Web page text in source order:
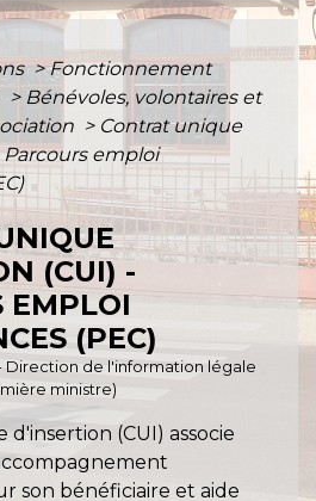
> Fonctionnement
> Bénévoles, volontaires et
> Contrat unique
emploi
(CUI) -
EMPLOI
(PEC)
Direction de l'information légale
ministre)
(CUI) associe
son bénéficiaire et aide